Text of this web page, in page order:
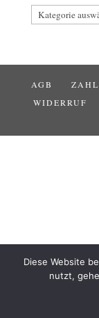
Kategorien
AGB
WIDERRUF
Diese Website
nutzt,